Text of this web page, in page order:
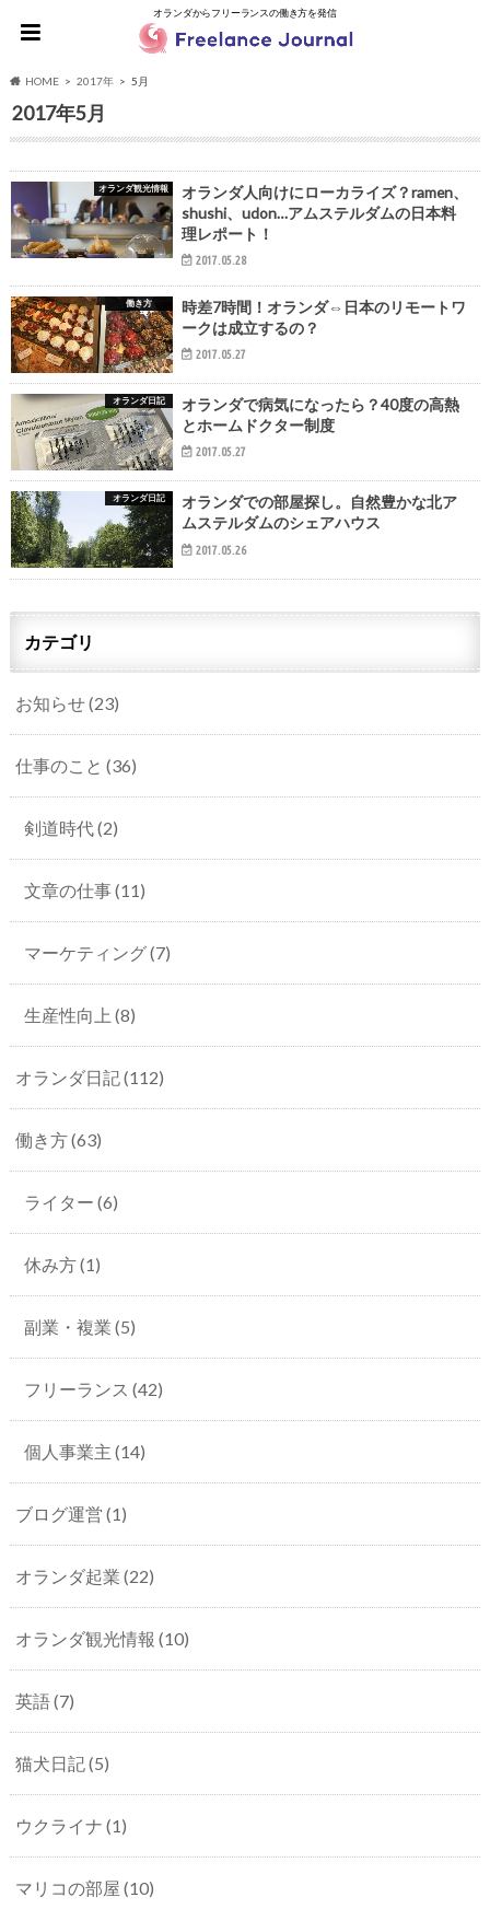
オランダからフリーランスの働き方を発信
HOME 2017年 5月
2017年5月
オランダ観光情報
オランダ人向けにローカライズ？ramen、
shushi、udon…アムステルダムの日本料
理レポート！
2017.05.28
働き方
時差7時間！オランダ⇔日本のリモートワ
ークは成立するの？
2017.05.27
オランダ日記
オランダで病気になったら？40度の高熱
とホームドクター制度
2017.05.27
オランダ日記
オランダでの部屋探し。自然豊かな北ア
ムステルダムのシェアハウス
2017.05.26
カテゴリ
お知らせ(23)
仕事のこと (36)
剣道時代(2)
文章の仕事(11)
マーケティング(7)
生産性向上 (8)
オランダ日記(112)
働き方(63)
ライター (6)
休み方(1)
副業・複業 (5)
フリーランス (42)
個人事業主 (14)
ブログ運営 (1)
オランダ起業 (22)
オランダ観光情報 (10)
英語(7)
猫犬日記(5)
ウクライナ (1)
マリコの部屋 (10)